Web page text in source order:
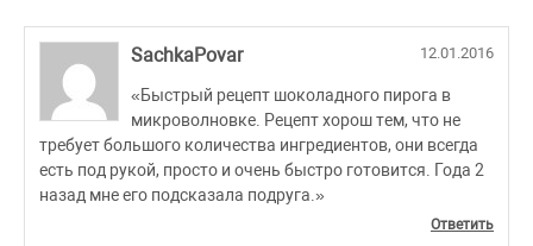
SachkaPovar 12.01.2016
«Быстрый рецепт шоколадного пирога в
микроволновке. Рецепт хорош тем, что не
требует большого количества ингредиентов, они всегда
есть под рукой, просто и очень быстро готовится. Года 2
назад мне его подсказала подруга.»
Ответить